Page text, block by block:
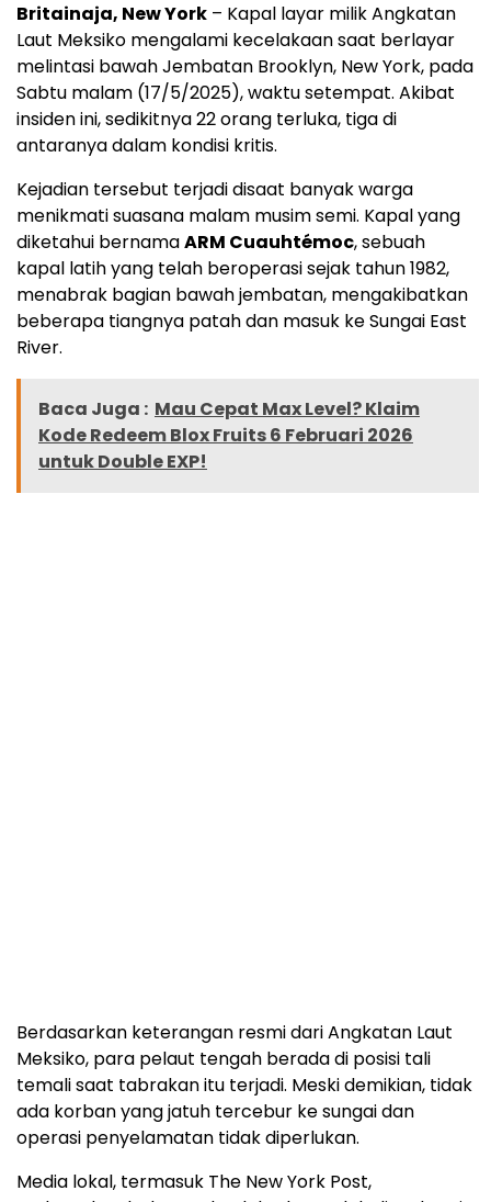
Britainaja, New York – Kapal layar milik Angkatan
Laut Meksiko mengalami kecelakaan saat berlayar
melintasi bawah Jembatan Brooklyn, New York, pada
Sabtu malam (17/5/2025), waktu setempat. Akibat
insiden ini, sedikitnya 22 orang terluka, tiga di
antaranya dalam kondisi kritis.
Kejadian tersebut terjadi disaat banyak warga
menikmati suasana malam musim semi. Kapal yang
diketahui bernamaARM Cuauhtémoc, sebuah
kapal latih yang telah beroperasi sejak tahun 1982,
menabrak bagian bawah jembatan, mengakibatkan
beberapa tiangnya patah dan masuk ke Sungai East
River.
Baca Juga : Mau Cepat Max Level? Klaim
Kode Redeem Blox Fruits 6 Februari 2026
untuk Double EXP!
Berdasarkan keterangan resmi dari Angkatan Laut
Meksiko, para pelaut tengah berada di posisi tali
temali saat tabrakan itu terjadi. Meski demikian, tidak
ada korban yang jatuh tercebur ke sungai dan
operasi penyelamatan tidak diperlukan.
Media lokal, termasuk The New York Post,